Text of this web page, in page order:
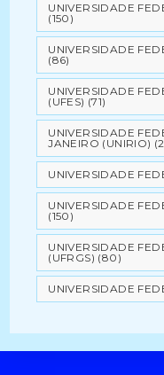
UNIVERSIDADE
(150)
UNIVERSIDADE
(86)
UNIVERSIDADE
(UFES) (71)
UNIVERSIDADE
JANEIRO (UNIRIO)
UNIVERSIDADE
UNIVERSIDADE
(150)
UNIVERSIDADE
(UFRGS) (80)
UNIVERSIDADE